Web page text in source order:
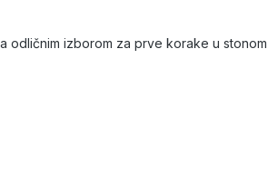
izborom za prve korake u